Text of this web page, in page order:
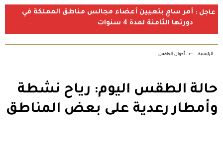
عاجل : أمر سامٍ بتعيين أعضاء مجالس مناطق المملكة في
دورتها الثامنة لمدة 4 سنوات
الرئيسية ← أحوال الطقس
حالة الطقس اليوم: رياح نشطة
وأمطار رعدية على بعض المناطق